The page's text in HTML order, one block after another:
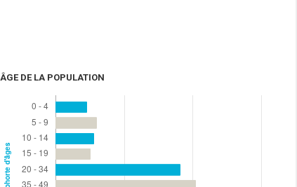
ÂGE DE LA POPULATION